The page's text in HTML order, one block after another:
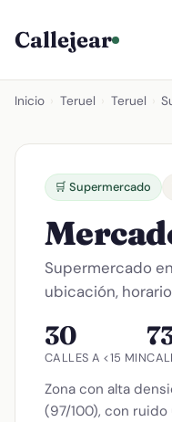
Callejear
Inicio Teruel Teruel
🛒 Supermercado
Supermercado
ubicación,
30
CALLES A <15 MIN
Zona con alta
(97/100), con